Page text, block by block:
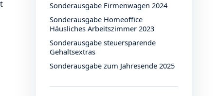
Sonderausgabe Firmenwagen 2024
Sonderausgabe Homeoffice
Häusliches Arbeitszimmer 2023
Sonderausgabe steuersparende
Gehaltsextras
Sonderausgabe zum Jahresende 2025